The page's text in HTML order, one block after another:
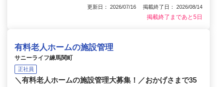
更新日： 2026/07/16 掲載終了日： 2026/08/14
掲載終了まであと5日
有料老人ホームの施設管理
サニーライフ練馬関町
正社員
＼有料老人ホームの施設管理大募集！／おかげさまで35